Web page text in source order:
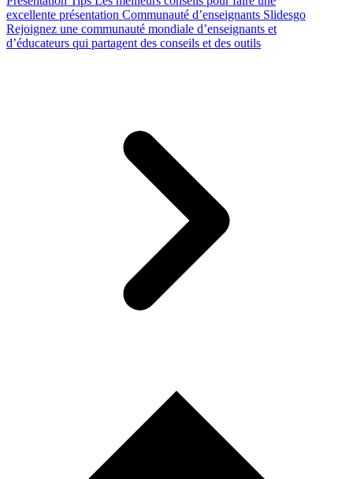
excellente présentation Communauté d’enseignants Slidesgo
Rejoignez une communauté mondiale d’enseignants et
d’éducateurs qui partagent des conseils et des outils